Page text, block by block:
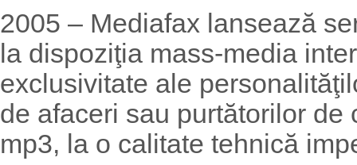
2005 – Mediafax lansează
la dispoziţia mass-media
exclusivitate ale
de afaceri sau purtătorilor
mp3, la o calitate tehnică